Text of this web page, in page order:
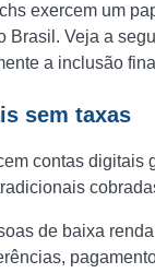
exercem um
Brasil. Veja a
a inclusão
sem taxas
contas digitais
de baixa